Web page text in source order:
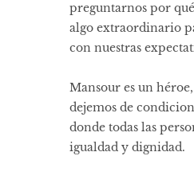
preguntarnos por
algo extraordinario
con nuestras
Mansour es un
dejemos de
donde todas las
igualdad y dignidad.